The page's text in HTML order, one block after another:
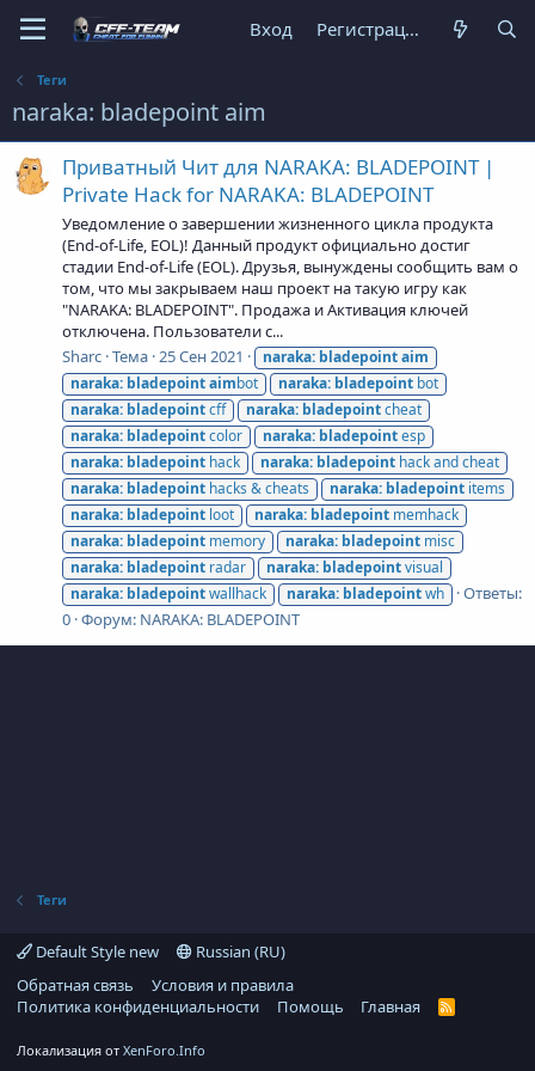
Вход Регистрация
Теги
naraka: bladepoint aim
Приватный Чит для NARAKA: BLADEPOINT |
Private Hack for NARAKA: BLADEPOINT
Уведомление о завершении жизненного цикла продукта
(End-of-Life, EOL)! Данный продукт официально достиг
стадии End-of-Life (EOL). Друзья, вынуждены сообщить вам о
том, что мы закрываем наш проект на такую игру как
"NARAKA: BLADEPOINT". Продажа и Активация ключей
отключена. Пользователи с...
Sharc Тема 25 Сен 2021 naraka: bladepointaim
naraka: bladepointaimbot naraka: bladepoint bot
naraka: bladepointcff naraka: bladepointcheat
naraka: bladepointcolor naraka: bladepointesp
naraka: bladepoint hack naraka: bladepoint hack and cheat
naraka: bladepoint hacks & cheats naraka: bladepoint items
naraka: bladepoint loot naraka: bladepoint memhack
naraka: bladepoint memory naraka: bladepoint misc
naraka: bladepoint radar naraka: bladepointvisual
naraka: bladepointwallhack naraka: bladepointwh
Ответы:
0 Форум: NARAKA: BLADEPOINT
Теги
Default Style new
Russian (RU)
Обратная связь
Условия и правила
Политика конфиденциальности
Помощь Главная
R
Локализация от XenForo.Info